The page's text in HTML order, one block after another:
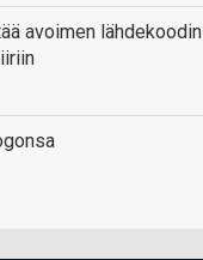
avoimen lähdekoodin